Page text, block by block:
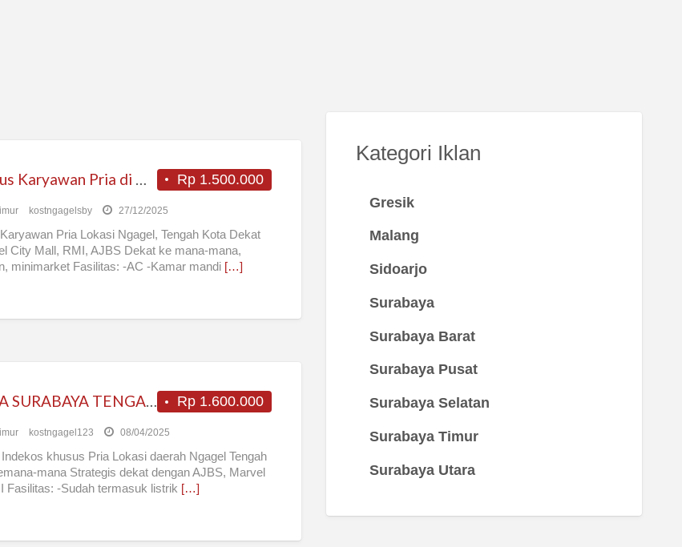
Rp 1.500.000
Kost Khusus Karyawan Pria di Ngagel
kostngagelsby 27/12/2025
Pria Lokasi Ngagel, Tengah Kota Dekat
City Mall, RMI, AJBS Dekat ke mana-mana,
minimarket Fasilitas: -AC -Kamar mandi […]
Rp 1.600.000
KOST PRIA SURABAYA TENGAH KOTA
kostngagel123 08/04/2025
khusus Pria Lokasi daerah Ngagel Tengah
mana Strategis dekat dengan AJBS, Marvel
Fasilitas: -Sudah termasuk listrik […]
Kategori Iklan
Gresik
Malang
Sidoarjo
Surabaya
Surabaya Barat
Surabaya Pusat
Surabaya Selatan
Surabaya Timur
Surabaya Utara